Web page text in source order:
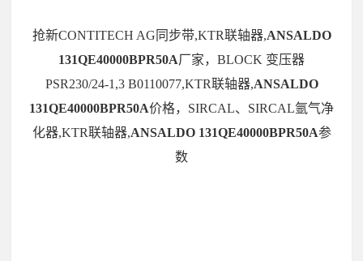
抢新CONTITECH AG同步带,KTR联轴器,ANSALDO
131QE40000BPR50A厂家，BLOCK 变压器
PSR230/24-1,3 B0110077,KTR联轴器,ANSALDO
131QE40000BPR50A价格，SIRCAL、SIRCAL氩气净
化器,KTR联轴器,ANSALDO 131QE40000BPR50A参
数